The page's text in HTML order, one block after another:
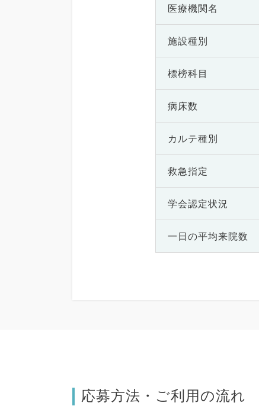
医療機関名
施設種別
標榜科目
病床数
カルテ種別
救急指定
学会認定状況
一日の平均来院数
応募方法・ご利用の流れ